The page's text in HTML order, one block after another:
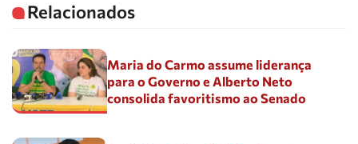
Relacionados
Maria do Carmo assume liderança
para o Governo e Alberto Neto
consolida favoritismo ao Senado